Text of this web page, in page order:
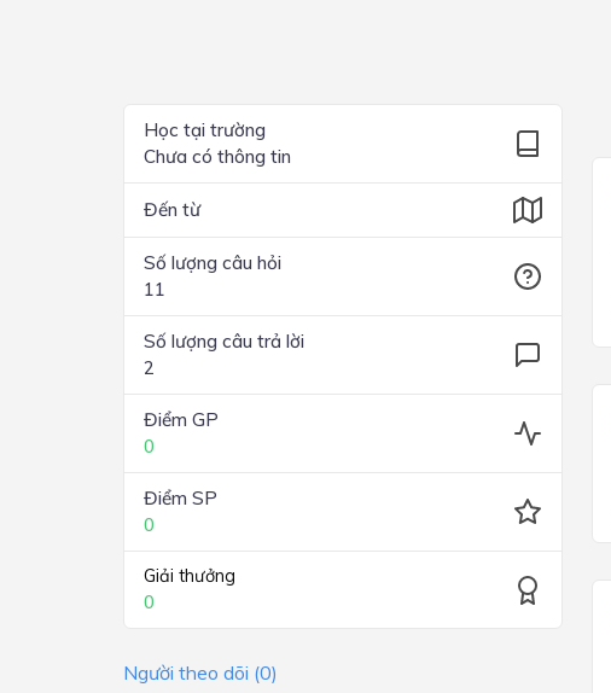
Lớp 2
Học tại trường
Chưa có thông tin
Đến từ
Số lượng câu hỏi
11
Số lượng câu trả lời
2
Điểm GP
0
Điểm SP
0
Giải thưởng
0
Người theo dõi (0)